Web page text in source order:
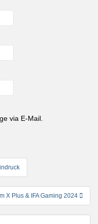
via E-Mail.
X Plus & IFA Gaming 2024